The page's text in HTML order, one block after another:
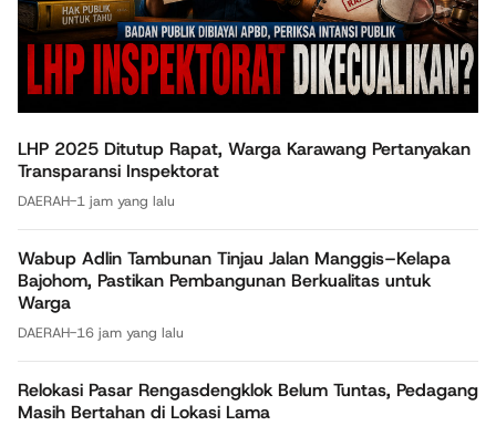
LHP 2025 Ditutup Rapat, Warga Karawang Pertanyakan
Transparansi Inspektorat
DAERAH-1 jam yang lalu
Wabup Adlin Tambunan Tinjau Jalan Manggis–Kelapa
Bajohom, Pastikan Pembangunan Berkualitas untuk
Warga
DAERAH-16 jam yang lalu
Relokasi Pasar Rengasdengklok Belum Tuntas, Pedagang
Masih Bertahan di Lokasi Lama